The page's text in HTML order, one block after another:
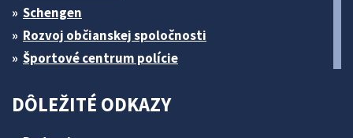
Schengen
Rozvoj občianskej spoločnosti
Športové centrum polície
DÔLEŽITÉ ODKAZY